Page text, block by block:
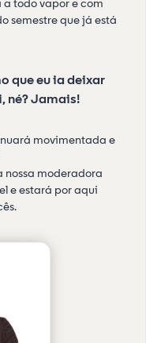
a todo vapor e com
semestre que já está
que eu ia deixar
né? Jamais!
movimentada e
nossa moderadora
e estará por aqui